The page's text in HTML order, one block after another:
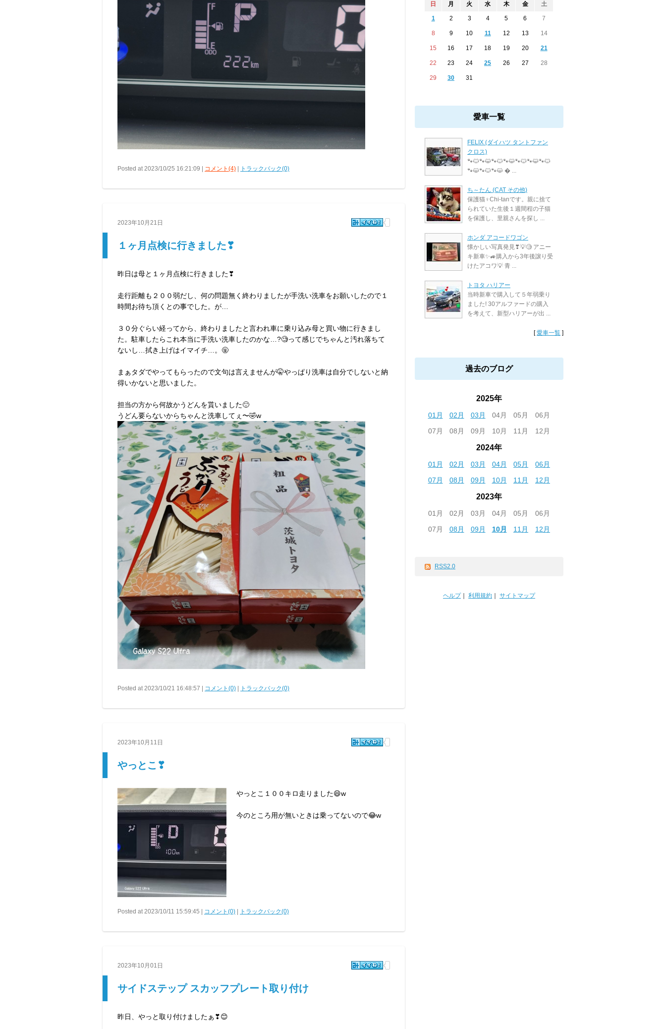
Posted at 2023/10/25 16:21:09 | コメント(4) トラックバック(0)
2023年10月21日
１ヶ月点検に行きました❣
昨日は母と１ヶ月点検に行きました❣
走行距離も２００弱だし、何の問題無く終わりましたが手洗い洗車をお願いしたので１
時間お待ち頂くとの事でした。が…
３０分ぐらい経ってから、終わりましたと言われ車に乗り込み母と買い物に行きまし
た。駐車したらこれ本当に手洗い洗車したのかな…?🧐って感じでちゃんと汚れ落ちて
ないし…拭き上げはイマイチ…。🤬
まぁタダでやってもらったので文句は言えませんが🤫やっぱり洗車は自分でしないと納
得いかないと思いました。
担当の方から何故かうどんを貰いました🙂
うどん要らないからちゃんと洗車してぇ〜🤣w
Posted at 2023/10/21 16:48:57 | コメント(0) トラックバック(0)
2023年10月11日
やっとこ❣
やっとこ１００キロ走りました😄w
今のところ用が無いときは乗ってないので😂w
Posted at 2023/10/11 15:59:45 | コメント(0) トラックバック(0)
2023年10月01日
サイドステップ スカッフプレート取り付け
昨日、やっと取り付けましたぁ❣😊
日 月 火 水 木 金 土
1 2 3 4 5 6 7
8 9 10 11 12 13 14
15 16 17 18 19 20 21
22 23 24 25 26 27 28
29 30 31
愛車一覧
FELIX (ダイハツ タントファン
クロス)
🐾🐱🐾😺🐾🐱🐾😺🐾🐱🐾😺🐾🐱
🐾😺🐾🐱🐾😺 � ...
ち～たん (CAT その他)
保護猫♀Chi-tanです。親に捨て
られていた生後１週間程の子猫
を保護し、里親さんを探し ...
ホンダ アコードワゴン
懐かしい写真発見❣💡🧐 アニー
キ新車✨🚙購入から3年後譲り受
けたアコワ💡 青 ...
トヨタ ハリアー
当時新車で購入して５年弱乗り
ました! 30アルファードの購入
を考えて、新型ハリアーが出 ...
[愛車一覧 ]
過去のブログ
2025年
01月 02月 03月 04月 05月
06月
07月
08月 09月 10月 11月 12月
2024年
01月 02月 03月 04月 05月
06月
07月
08月 09月 10月 11月 12月
2023年
01月 02月 03月 04月 05月
06月
07月
08月 09月 10月 11月 12月
RSS2.0
ヘルプ｜ 利用規約 サイトマップ